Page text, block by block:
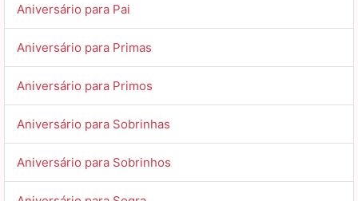
Aniversário para Pai
Aniversário para Primas
Aniversário para Primos
Aniversário para Sobrinhas
Aniversário para Sobrinhos